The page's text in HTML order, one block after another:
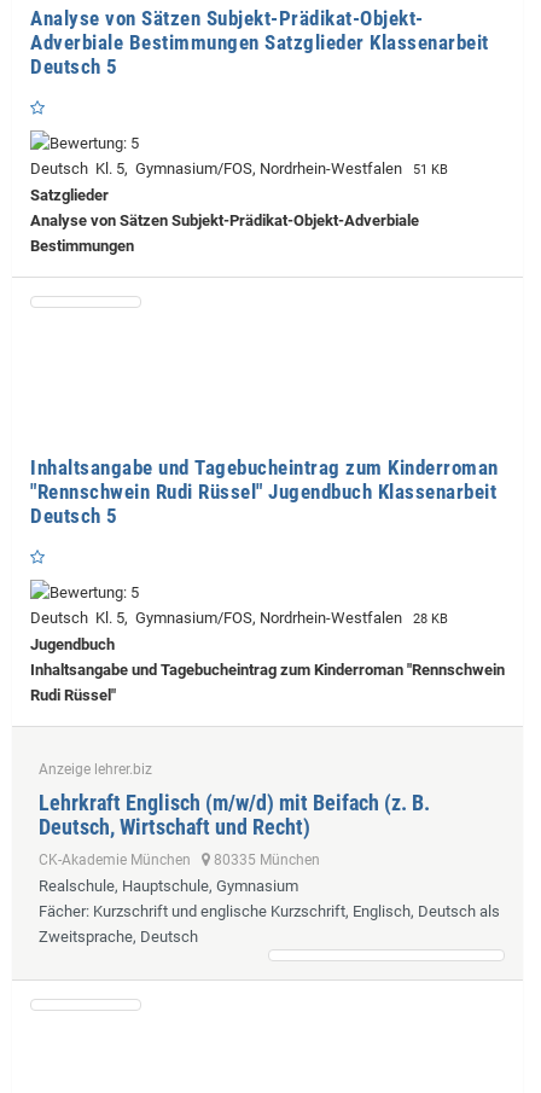
Analyse von Sätzen Subjekt-Prädikat-Objekt-
Adverbiale Bestimmungen Satzglieder Klassenarbeit
Deutsch 5
Deutsch Kl. 5, Gymnasium/FOS, Nordrhein-Westfalen 51 KB
Satzglieder
Analyse von Sätzen Subjekt-Prädikat-Objekt-Adverbiale
Bestimmungen
Inhaltsangabe und Tagebucheintrag zum Kinderroman
"Rennschwein Rudi Rüssel" Jugendbuch Klassenarbeit
Deutsch 5
Deutsch Kl. 5, Gymnasium/FOS, Nordrhein-Westfalen 28 KB
Jugendbuch
Inhaltsangabe und Tagebucheintrag zum Kinderroman "Rennschwein
Rudi Rüssel"
Anzeige lehrer.biz
Lehrkraft Englisch (m/w/d) mit Beifach (z. B.
Deutsch, Wirtschaft und Recht)
CK-Akademie München 80335 München
Realschule, Hauptschule, Gymnasium
Fächer: Kurzschrift und englische Kurzschrift, Englisch, Deutsch als
Zweitsprache, Deutsch